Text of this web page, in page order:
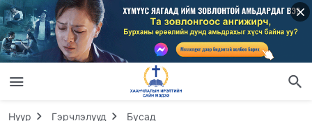
Нүүр Гэрчлэлүүд Бусад